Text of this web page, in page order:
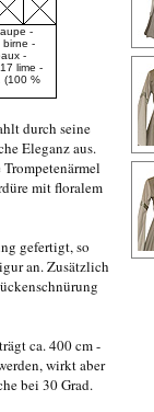
-
birne -
-
lime -
(100 %
durch seine
Eleganz aus.
mit floralem
gefertigt, so
an. Zusätzlich
ca. 400 cm -
wirkt aber
bei 30 Grad.